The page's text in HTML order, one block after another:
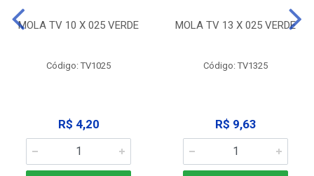
MOLA TV 10 X 025 VERDE
Código: TV1025
R$ 4,20
MOLA TV 13 X 025 VERDE
Código: TV1325
R$ 9,63